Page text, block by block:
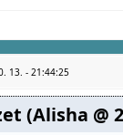
13. - 21:44:25
(Alisha @